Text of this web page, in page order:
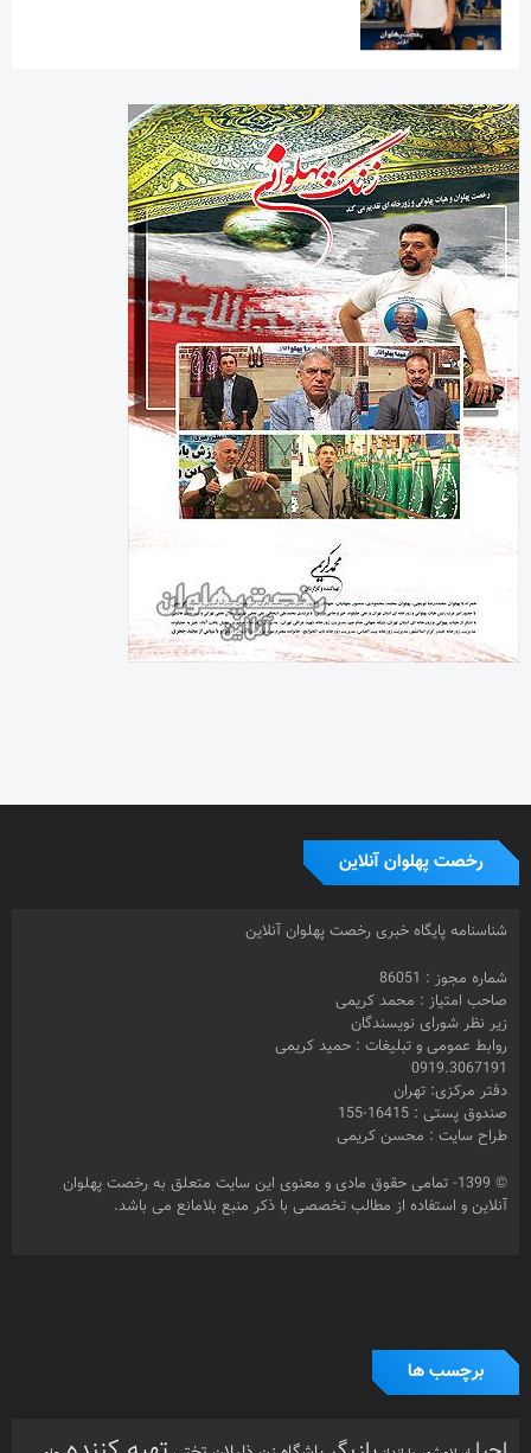
رخصت پهلوان آنلاین
شناسنامه پایگاه خبری رخصت پهلوان آنلاین
شماره مجوز : 86051
صاحب امتیاز : محمد کریمی
زیر نظر شورای نویسندگان
روابط عمومی و تبلیغات : حمید کریمی
0919.3067191
دفتر مرکزی: تهران
صندوق پستی : 16415-155
طراح سایت : محسن کریمی
© 1399- تمامی حقوق مادی و معنوی این سایت متعلق به رخصت پهلوان
آنلاین و استفاده از مطالب تخصصی با ذکر منبع بلامانع می باشد.
برچسب ها